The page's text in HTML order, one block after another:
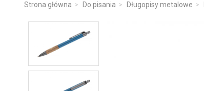
Strona główna Do pisania Długopisy metalowe